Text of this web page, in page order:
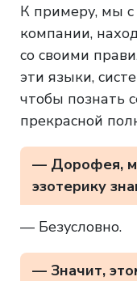
К примеру, мы с
компании,
со своими
эти языки,
чтобы познать
прекрасной
— Дорофея,
эзотерику
— Безусловно.
— Значит,